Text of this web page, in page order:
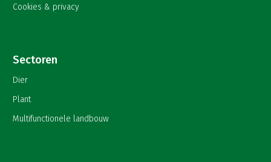
Cookies & privacy
Sectoren
Dier
Plant
Multifunctionele landbouw